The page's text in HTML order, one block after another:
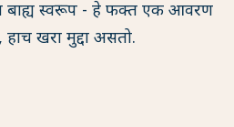
बाह्य स्वरूप - हे फक्त एक आवरण
खरा मुद्दा असतो.